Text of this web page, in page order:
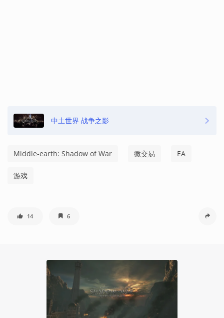
中土世界 战争之影
Middle-earth: Shadow of War 微交易 EA
游戏
14 6